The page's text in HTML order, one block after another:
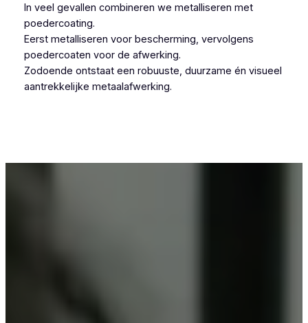
In veel gevallen combineren we metalliseren met
poedercoating.
Eerst metalliseren voor bescherming, vervolgens
poedercoaten voor de afwerking.
Zodoende ontstaat een robuuste, duurzame én visueel
aantrekkelijke metaalafwerking.